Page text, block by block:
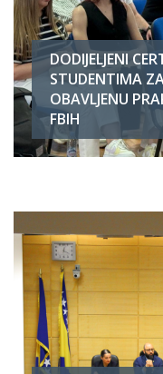
DODIJELJENI
STUDENTIMA
OBAVLJENU
FBIH